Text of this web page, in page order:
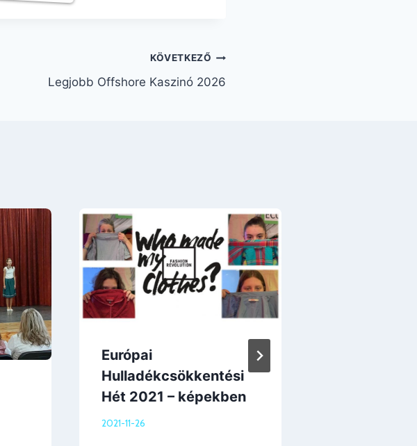
KÖVETKEZŐ
Legjobb Offshore Kaszinó 2026
Európai
Hulladékcsökkentési
Hét 2021 – képekben
2021-11-26